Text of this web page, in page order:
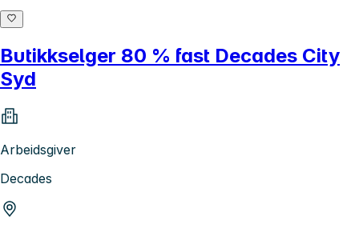
Butikkselger 80 % fast Decades City
Syd
Arbeidsgiver
Decades